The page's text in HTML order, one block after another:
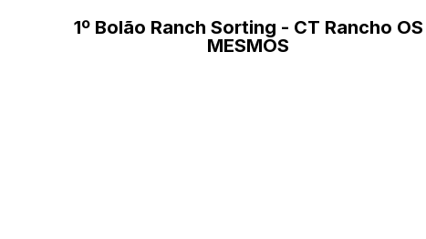
1º Bolão Ranch Sorting - CT Rancho OS
MESMOS